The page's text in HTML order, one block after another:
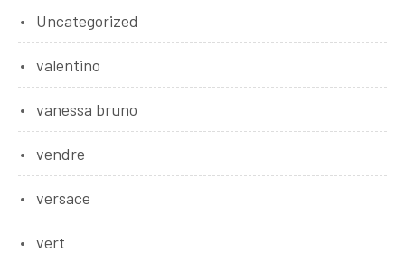
Uncategorized
valentino
vanessa bruno
vendre
versace
vert